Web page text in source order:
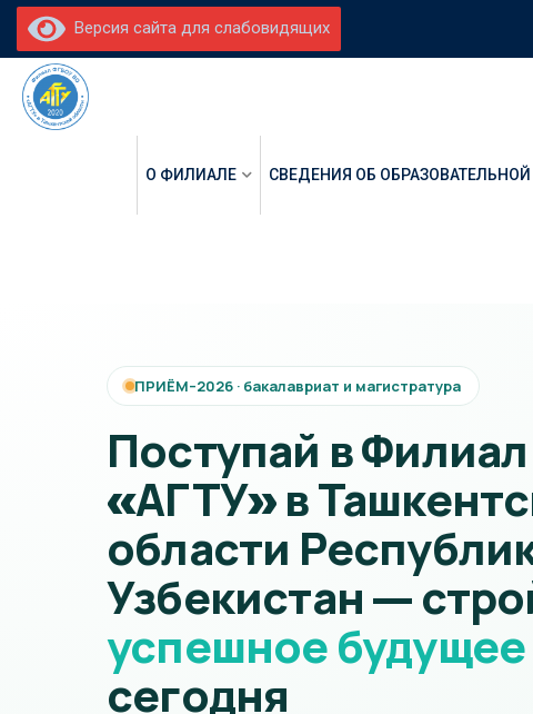
Версия сайта для слабовидящих
О ФИЛИАЛЕ СВЕДЕНИЯ ОБ
ПРИЁМ–2026 · бакалавриат и магистратура
Поступай в
«АГТУ» в
области
Узбекистан —
успешное будущее
сегодня